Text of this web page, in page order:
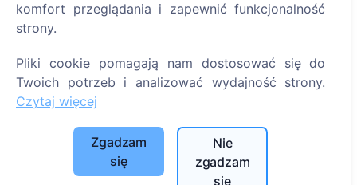
O CEMETY
Blog
Lista gmin i użytkowników
Polityka płatności
Ustawienia plików cookie
komfort przeglądania i zapewnić funkcjonalność
strony.
Pliki cookie pomagają nam dostosować się do
Twoich potrzeb i analizować wydajność strony.
Czytaj więcej
Zgadzam
się
Nie
zgadzam
się